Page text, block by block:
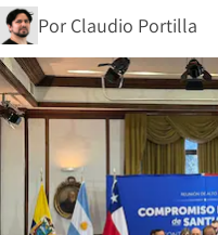
Por Claudio Portilla